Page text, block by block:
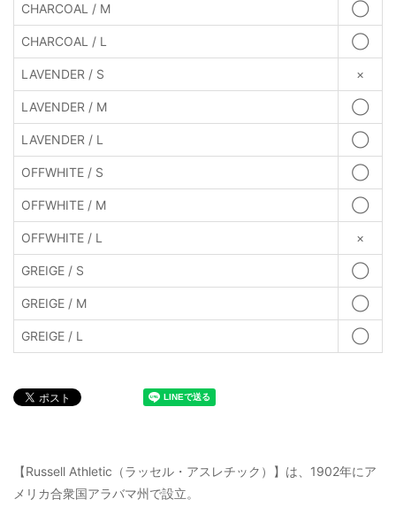
CHARCOAL / M ◯
CHARCOAL / L ◯
LAVENDER / S ×
LAVENDER / M ◯
LAVENDER / L ◯
OFFWHITE / S ◯
OFFWHITE / M ◯
OFFWHITE / L ×
GREIGE / S ◯
GREIGE / M ◯
GREIGE / L ◯
【Russell Athletic（ラッセル・アスレチック）】は、1902年にア
メリカ合衆国アラバマ州で設立。